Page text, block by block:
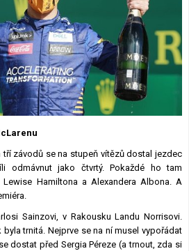
Výsledky F1
Týmy a jezdci F1
Okruhy F1
tří závodů se na stupeň vítězů dostal jezdec
odmávnut jako čtvrtý. Pokaždé ho tam
Hamiltona a Alexandera Albona. A
Sainzovi, v Rakousku Landu Norrisovi.
trnitá. Nejprve se na ní musel vypořádat
dostat před Sergia Péreze (a trnout, zda si